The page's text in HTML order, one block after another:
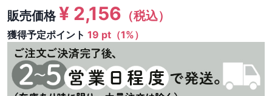
販売価格¥ 2,156 （税込）
獲得予定ポイント 19 pt（1%）